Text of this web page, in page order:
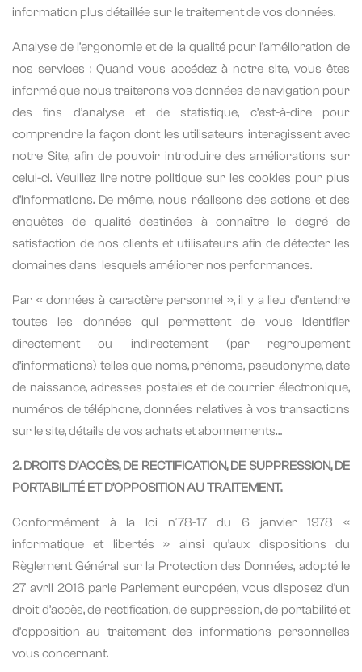
information plus détaillée sur le traitement de vos données.
Analyse de l’ergonomie et de la qualité pour l’amélioration de
nos services : Quand vous accédez à notre site, vous êtes
informé que nous traiterons vos données de navigation pour
des fins d’analyse et de statistique, c’est-à-dire pour
comprendre la façon dont les utilisateurs interagissent avec
notre Site, afin de pouvoir introduire des améliorations sur
celui-ci. Veuillez lire notre politique sur les cookies pour plus
d’informations. De même, nous réalisons des actions et des
enquêtes de qualité destinées à connaître le degré de
satisfaction de nos clients et utilisateurs afin de détecter les
domaines dans lesquels améliorer nos performances.
Par « données à caractère personnel », il y a lieu d’entendre
toutes les données qui permettent de vous identifier
directement ou indirectement (par regroupement
d’informations) telles que noms, prénoms, pseudonyme, date
de naissance, adresses postales et de courrier électronique,
numéros de téléphone, données relatives à vos transactions
sur le site, détails de vos achats et abonnements…
2. DROITS D’ACCÈS, DE RECTIFICATION, DE SUPPRESSION, DE
PORTABILITÉ ET D’OPPOSITION AU TRAITEMENT.
Conformément à la loi n°78-17 du 6 janvier 1978 «
informatique et libertés » ainsi qu’aux dispositions du
Règlement Général sur la Protection des Données, adopté le
27 avril 2016 parle Parlement européen, vous disposez d’un
droit d’accès, de rectification, de suppression, de portabilité et
d’opposition au traitement des informations personnelles
vous concernant.